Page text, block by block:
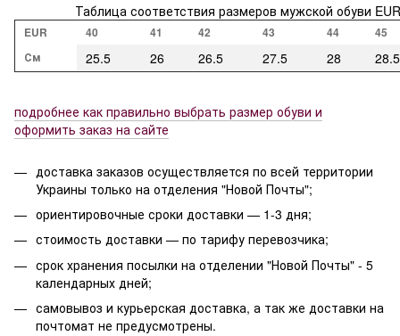
Таблица соответствия размеров мужской обуви EUR
EUR 40 41 42 43 44
45
См
25.5 26 26.5 27.5 28
подробнее как правильно выбрать размер обуви и
оформить заказ на сайте
доставка заказов осуществляется по всей территории
Украины только на отделения "Новой Почты";
ориентировочные сроки доставки — 1-3 дня;
стоимость доставки — по тарифу перевозчика;
срок хранения посылки на отделении "Новой Почты" - 5
календарных дней;
самовывоз и курьерская доставка, а так же доставки на
почтомат не предусмотрены.